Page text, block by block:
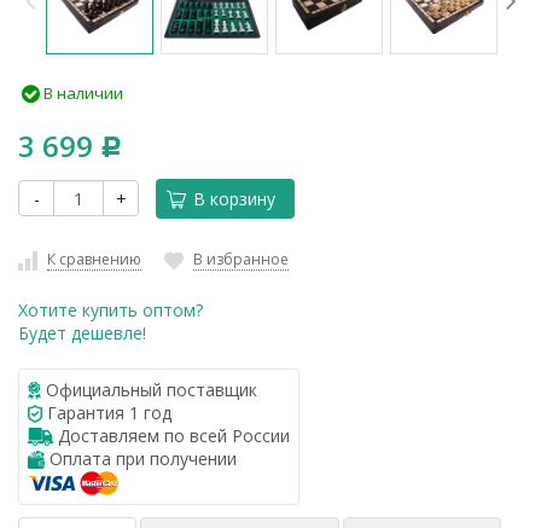
В наличии
3 699 Р
- + В корзину
К сравнению В избранное
Хотите купить оптом?
Будет дешевле!
Официальный поставщик
Гарантия 1 год
Доставляем по всей России
Оплата при получении